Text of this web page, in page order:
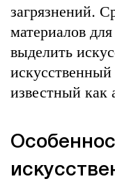
загрязнений.
материалов
выделить
известный как